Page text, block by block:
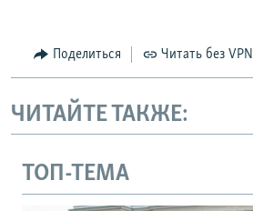
Поделиться Читать без VPN
ЧИТАЙТЕ ТАКЖЕ:
ТОП-ТЕМА